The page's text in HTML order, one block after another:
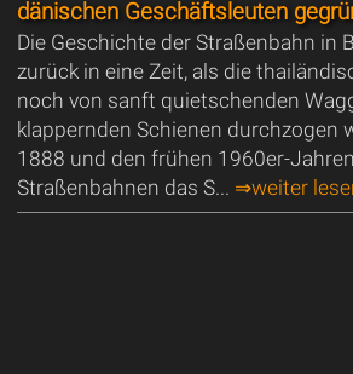
dänischen Geschäftsleuten
Die Geschichte der Straßenbahn in
zurück in eine Zeit, als die
noch von sanft quietschenden
klappernden Schienen durchzogen
1888 und den frühen 1960er-
Straßenbahnen das S... ⇒weiter